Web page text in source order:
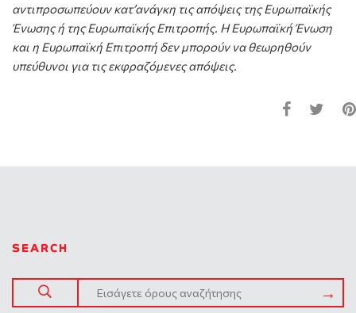
αντιπροσωπεύουν κατ’ανάγκη τις απόψεις της Ευρωπαϊκής
Ένωσης ή της Ευρωπαϊκής Επιτροπής. Η Ευρωπαϊκή Ένωση
και η Ευρωπαϊκή Επιτροπή δεν μπορούν να θεωρηθούν
υπεύθυνοι για τις εκφραζόμενες απόψεις.
SEARCH